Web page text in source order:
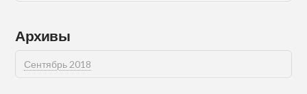
Архивы
Сентябрь 2018